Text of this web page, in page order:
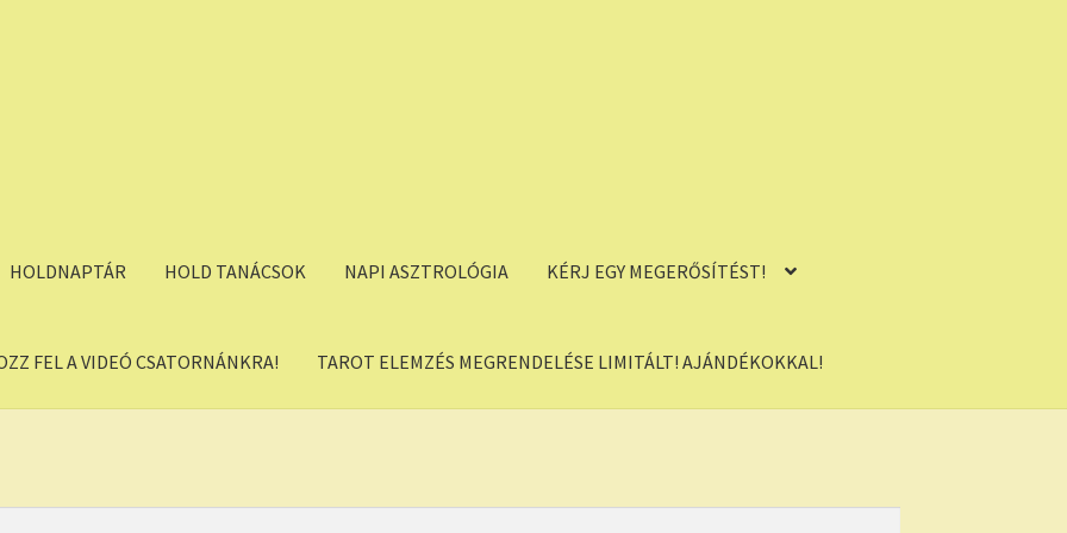
HOLDNAPTÁR HOLD TANÁCSOK NAPI ASZTROLÓGIA KÉRJ EGY MEGERŐSÍTÉST!
FEL A VIDEÓ CSATORNÁNKRA! TAROT ELEMZÉS MEGRENDELÉSE LIMITÁLT! AJÁNDÉKOKKAL!